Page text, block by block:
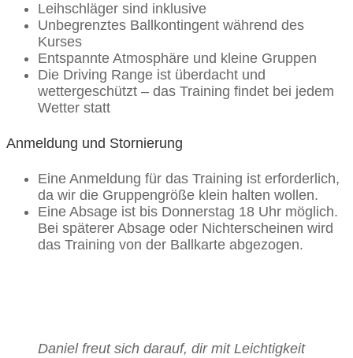
Leihschläger sind inklusive
Unbegrenztes Ballkontingent während des
Kurses
Entspannte Atmosphäre und kleine Gruppen
Die Driving Range ist überdacht und
wettergeschützt – das Training findet bei jedem
Wetter statt
Anmeldung und Stornierung
Eine Anmeldung für das Training ist erforderlich,
da wir die Gruppengröße klein halten wollen.
Eine Absage ist bis Donnerstag 18 Uhr möglich.
Bei späterer Absage oder Nichterscheinen wird
das Training von der Ballkarte abgezogen.
Daniel freut sich darauf, dir mit Leichtigkeit